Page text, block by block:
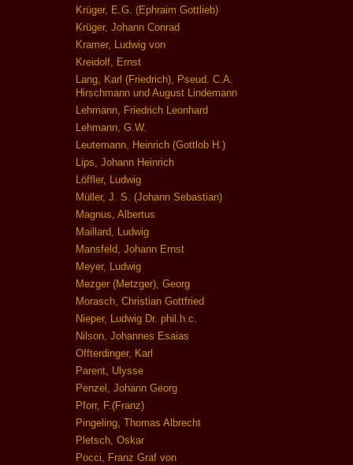
Krüger, E.G. (Ephraim Gottlieb)
Krüger, Johann Conrad
Kramer, Ludwig von
Kreidolf, Ernst
Lang, Karl (Friedrich), Pseud. C.A.
Hirschmann und August Lindemann
Lehmann, Friedrich Leonhard
Lehmann, G.W.
Leutemann, Heinrich (Gottlob H.)
Lips, Johann Heinrich
Löffler, Ludwig
Müller, J. S. (Johann Sebastian)
Magnus, Albertus
Maillard, Ludwig
Mansfeld, Johann Ernst
Meyer, Ludwig
Mezger (Metzger), Georg
Morasch, Christian Gottfried
Nieper, Ludwig Dr. phil.h.c.
Nilson, Johannes Esaias
Offterdinger, Karl
Parent, Ulysse
Penzel, Johann Georg
Pforr, F.(Franz)
Pingeling, Thomas Albrecht
Pletsch, Oskar
Pocci, Franz Graf von